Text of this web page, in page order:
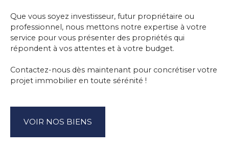
Que vous soyez investisseur, futur propriétaire ou
professionnel, nous mettons notre expertise à votre
service pour vous présenter des propriétés qui
répondent à vos attentes et à votre budget.
Contactez-nous dès maintenant pour concrétiser votre
projet immobilier en toute sérénité !
VOIR NOS BIENS